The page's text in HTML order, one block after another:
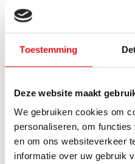
Toestemming
Deze website maakt
We gebruiken cookies om
personaliseren, om
en om ons websiteverkeer
informatie over uw gebruik
handdoekradiator
Heb je een vraag over
Stuur een bericht